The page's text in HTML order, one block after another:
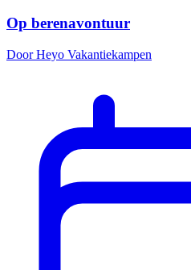
Op berenavontuur
Door Heyo Vakantiekampen